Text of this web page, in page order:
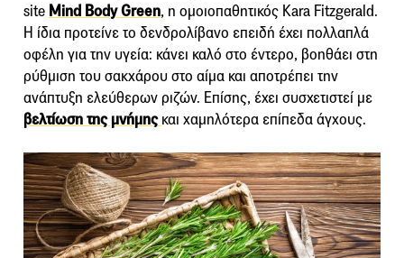
site Mind Body Green, η ομοιοπαθητικός Kara Fitzgerald.
Η ίδια προτείνε το δενδρολίβανο επειδή έχει πολλαπλά
οφέλη για την υγεία: κάνει καλό στο έντερο, βοηθάει στη
ρύθμιση του σακχάρου στο αίμα και αποτρέπει την
ανάπτυξη ελεύθερων ριζών. Επίσης, έχει συσχετιστεί με
βελτίωση της μνήμης και χαμηλότερα επίπεδα άγχους.